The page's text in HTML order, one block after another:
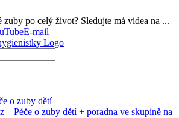
zuby po celý život? Sledujte má videa na ...
E-mail
o zuby dětí
– Péče o zuby dětí + poradna ve skupině na